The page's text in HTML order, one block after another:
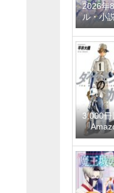
2026年
ル・小
没落令
一かわ
い妻に
「隣の
の中を
3,000冊
「
中、終